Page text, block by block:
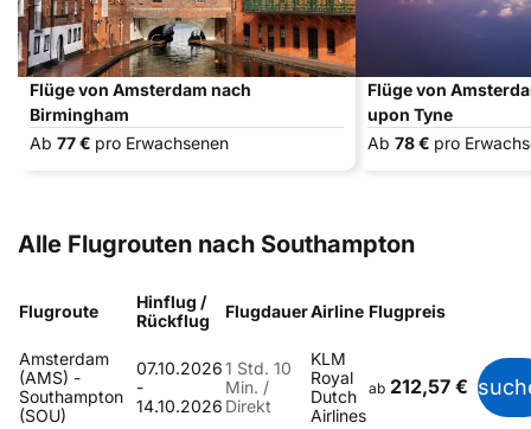
Flüge von Amsterdam nach
Birmingham
Ab 77 € pro Erwachsenen
Flüge von
upon Tyne
Ab 78 € pro
Alle Flugrouten nach Southampton
Flugroute
Hinflug /
Rückflug
FlugdauerAirline Flugpreis
Amsterdam
(AMS) -
Southampton
(SOU)
07.10.2026
-
14.10.2026
1 Std. 10
Min. /
Direkt
KLM
Royal
Dutch
Airlines
ab 212,57 €